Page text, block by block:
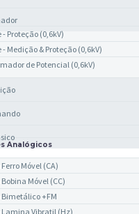
- Proteção (0,6kV)
- Medição & Proteção (0,6kV)
de Potencial (0,6kV)
Analógicos
Móvel (CA)
Móvel (CC)
+FM
Vibratil (Hz)